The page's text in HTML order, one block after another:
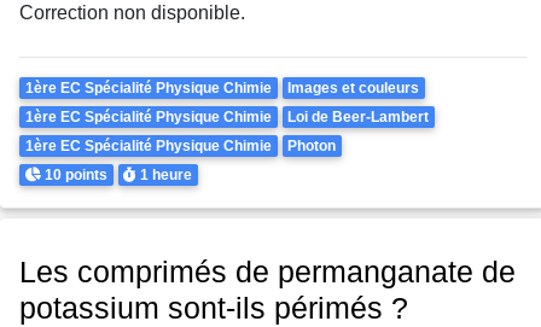
Correction non disponible.
Theme
1ère EC Spécialité Physique Chimie
Images et couleurs
1ère EC Spécialité Physique Chimie
Loi de Beer-Lambert
1ère EC Spécialité Physique Chimie
Photon
Points
10 points Durée
1 heure
Les comprimés de permanganate de
potassium sont-ils périmés ?